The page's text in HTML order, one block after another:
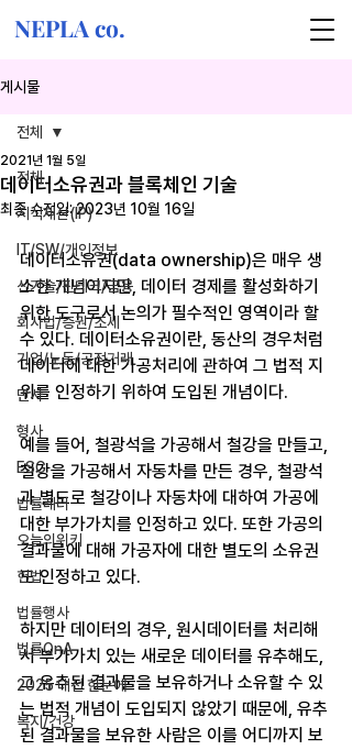
NEPLA co.
게시물
전체
지식재산(IP)
IT/SW/개인정보
신기술/핀테크/금융
회사법/증권/조세
기업/노동/공정거래
민사
형사
ESG
법률레터
오늘의위키
헌법
법률행사
법률QnA
2025 대선 한눈에
복지/건강
전체
데이터소유권과 블록체인 기술
2021년 1월 5일
최종 수정일:2023년 10월 16일
데이터소유권(data ownership)은 매우 생
소한 개념이지만, 데이터 경제를 활성화하기
위한 도구로서 논의가 필수적인 영역이라 할
수 있다. 데이터소유권이란, 동산의 경우처럼
데이터에 대한 가공처리에 관하여 그 법적 지
위를 인정하기 위하여 도입된 개념이다.
예를 들어, 철광석을 가공해서 철강을 만들고,
철강을 가공해서 자동차를 만든 경우, 철광석
과 별도로 철강이나 자동차에 대하여 가공에
대한 부가가치를 인정하고 있다. 또한 가공의
결과물에 대해 가공자에 대한 별도의 소유권
도 인정하고 있다.
하지만 데이터의 경우, 원시데이터를 처리해
서 부가가치 있는 새로운 데이터를 유추해도,
그 유추된 결과물을 보유하거나 소유할 수 있
는 법적 개념이 도입되지 않았기 때문에, 유추
된 결과물을 보유한 사람은 이를 어디까지 보